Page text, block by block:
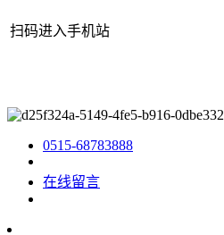
扫码进入手机站
0515-68783888
在线留言